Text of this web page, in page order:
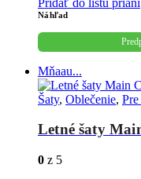
Náhľad
Mňaau...
Šaty, Oblečenie,
Letné šaty
0 z 5